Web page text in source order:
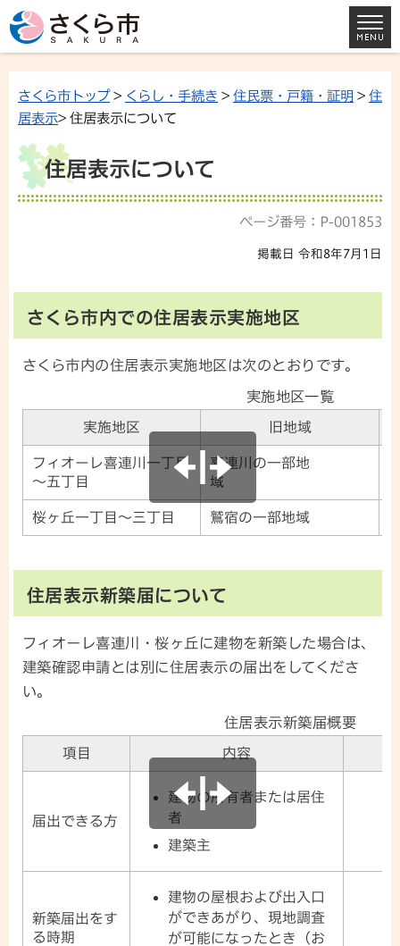
さくら市トップ> くらし・手続き > 住民票・戸籍・証明 > 住
居表示> 住居表示について
住居表示について
ページ番号：P-001853
掲載日 令和8年7月1日
さくら市内での住居表示実施地区
さくら市内の住居表示実施地区は次のとおりです。
実施地区一覧
実施地区 旧地域
フィオーレ喜連川一丁目
～五丁目
喜連川の一部地
域
桜ヶ丘一丁目～三丁目 鷲宿の一部地域
住居表示新築届について
フィオーレ喜連川・桜ヶ丘に建物を新築した場合は、
建築確認申請とは別に住居表示の届出をしてくださ
い。
住居表示新築届概要
項目 内容
届出できる方
建物の所有者または居住
者
建築主
新築届出をす
る時期
建物の屋根および出入口
ができあがり、現地調査
が可能になったとき（お